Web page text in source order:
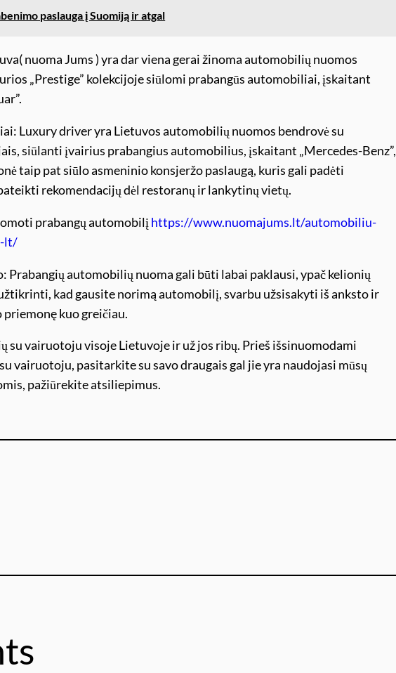
paslauga į Suomiją ir atgal
nuoma Jums ) yra dar viena gerai žinoma automobilių nuomos
„Prestige” kolekcijoje siūlomi prabangūs automobiliai, įskaitant
Luxury driver yra Lietuvos automobilių nuomos bendrovė su
siūlanti įvairius prabangius automobilius, įskaitant „Mercedes-Benz”,
taip pat siūlo asmeninio konsjeržo paslaugą, kuris gali padėti
rekomendacijų dėl restoranų ir lankytinų vietų.
prabangų automobilį https://www.nuomajums.lt/automobiliu-
lt/
Prabangių automobilių nuoma gali būti labai paklausi, ypač kelionių
kad gausite norimą automobilį, svarbu užsisakyti iš anksto ir
kuo greičiau.
su vairuotoju visoje Lietuvoje ir už jos ribų. Prieš išsinuomodami
vairuotoju, pasitarkite su savo draugais gal jie yra naudojasi mūsų
pažiūrekite atsiliepimus.